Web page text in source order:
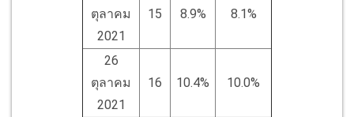
ตุลาคม
2021
15 8.9% 8.1%
26
ตุลาคม
2021
16 10.4% 10.0%